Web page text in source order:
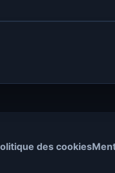
des cookies